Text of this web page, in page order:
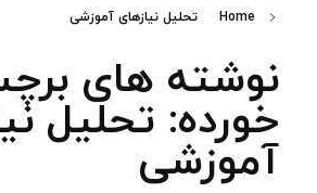
Home تحلیل نیازهای آموزشی
نوشته های
خورده: تحلیل
آموزشی